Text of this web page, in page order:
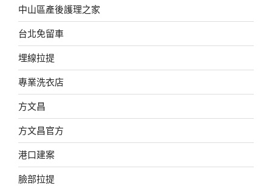
中山區產後護理之家
台北免留車
埋線拉提
專業洗衣店
方文昌
方文昌官方
港口建案
臉部拉提